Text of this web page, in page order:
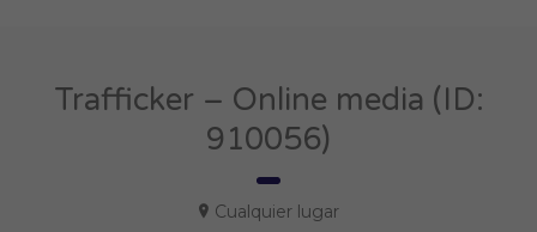
Trafficker – Online media (ID:
910056)
Cualquier lugar